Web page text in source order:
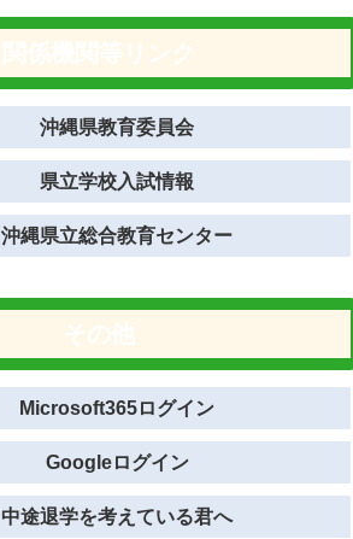
沖縄県教育委員会
県立学校入試情報
沖縄県立総合教育センター
Microsoft365ログイン
Googleログイン
中途退学を考えている君へ